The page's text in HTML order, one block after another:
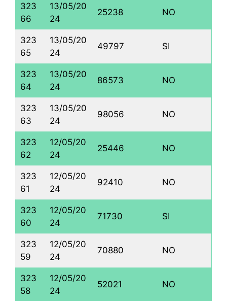
323
66
13/05/20
24
25238 NO
323
65
13/05/20
24
49797 SI
323
64
13/05/20
24
86573 NO
323
63
13/05/20
24
98056 NO
323
62
12/05/20
24
25446 NO
323
61
12/05/20
24
92410 NO
323
60
12/05/20
24
71730 SI
323
59
12/05/20
24
70880 NO
323
58
12/05/20
24
52021 NO